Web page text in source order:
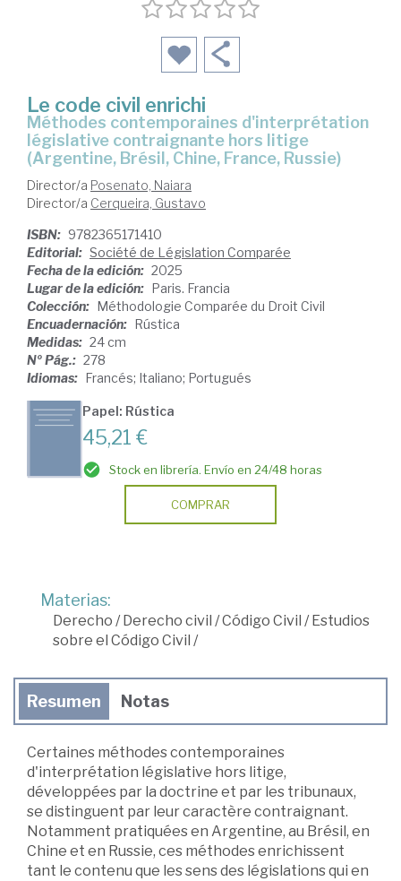
Le code civil enrichi
méthodes contemporaines d'interprétation
législative contraignante hors litige
(Argentine, Brésil, Chine, France, Russie)
Director/a Posenato, Naiara
Director/a Cerqueira, Gustavo
ISBN: 9782365171410
Editorial: Société de Législation Comparée
Fecha de la edición: 2025
Lugar de la edición: Paris. Francia
Colección: Méthodologie Comparée du Droit Civil
Encuadernación: Rústica
Medidas: 24 cm
Nº Pág.: 278
Idiomas: Francés; Italiano; Portugués
Papel: Rústica
45,21 €
Stock en librería. Envío en 24/48 horas
COMPRAR
Materias:
Derecho /Derecho civil /Código Civil /Estudios
sobre el Código Civil /
Resumen Notas
Certaines méthodes contemporaines
d'interprétation législative hors litige,
développées par la doctrine et par les tribunaux,
se distinguent par leur caractère contraignant.
Notamment pratiquées en Argentine, au Brésil, en
Chine et en Russie, ces méthodes enrichissent
tant le contenu que les sens des législations qui en